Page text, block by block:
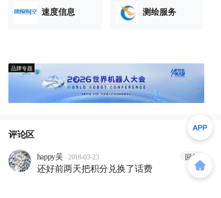
速度信息 测绘服务
品牌专题
评论区
happy吴 · 2018-03-23 回复
还好前两天把积分兑换了话费